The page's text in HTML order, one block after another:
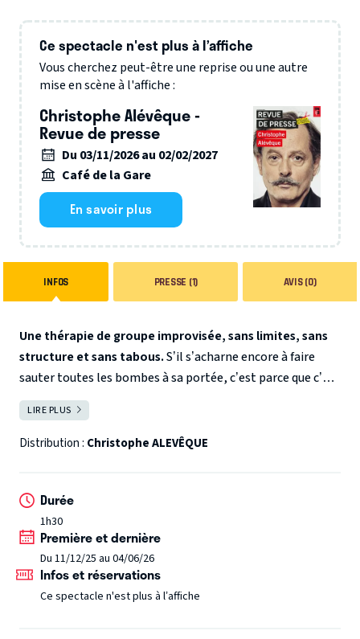
Ce spectacle n'est plus à l’affiche
Vous cherchez peut-être une reprise ou une autre
mise en scène à l'affiche :
Christophe Alévêque -
Revue de presse
Du 03/11/2026 au 02/02/2027
Café de la Gare
En savoir plus
INFOS PRESSE (1) AVIS (0)
Une thérapie de groupe improvisée, sans limites, sans
structure et sans tabous.S’il s’acharne encore à faire
sauter toutes les bombes à sa portée, c’est parce que c’est
encore le meilleur moyen de les désamorcer.
humoriste engagé, dégagé, à la marge, en clown dérisoire
ou missionnaire, il décortique l’actu et ce qu’en dit la
notes.Alévêque
grands sujets d’actualité et les petits.
surtout mettre à mal l’impunité des gens de pouvoir et
des manipulateurs de l’information.
En ces temps de couvre-feu moral, il a trouvé un espace de
liberté d’expression totale. Salvateur !
LIRE PLUS
Distribution : Christophe ALEVÊQUE
Durée
1h30
Première et dernière
Du 11/12/25 au 04/06/26
Infos et réservations
Ce spectacle n'est plus à l’affiche